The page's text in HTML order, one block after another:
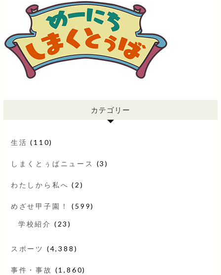
カテゴリー
生活 (110)
しまくとぅばニュース (3)
わたしから私へ (2)
めざせ甲子園！ (599)
学校紹介 (23)
スポーツ (4,388)
事件・事故 (1,860)